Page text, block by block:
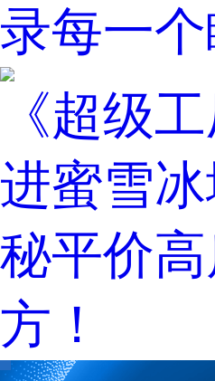
录每一
《超级
进蜜雪
秘平价
方！